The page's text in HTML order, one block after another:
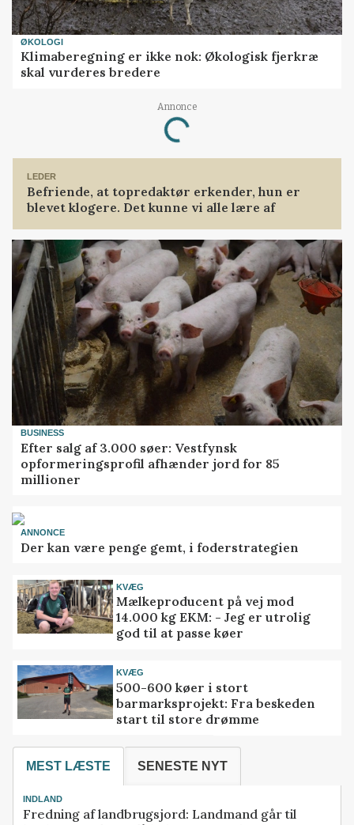
ØKOLOGI
Klimaberegning er ikke nok: Økologisk fjerkræ
skal vurderes bredere
Annonce
Loading...
LEDER
Befriende, at topredaktør erkender, hun er
blevet klogere. Det kunne vi alle lære af
BUSINESS
Efter salg af 3.000 søer: Vestfynsk
opformeringsprofil afhænder jord for 85
millioner
ANNONCE
Der kan være penge gemt, i foderstrategien
KVÆG
Mælkeproducent på vej mod
14.000 kg EKM: - Jeg er utrolig
god til at passe køer
KVÆG
500-600 køer i stort
barmarksprojekt: Fra beskeden
start til store drømme
MEST LÆSTE SENESTE NYT
INDLAND
Fredning af landbrugsjord: Landmand går til